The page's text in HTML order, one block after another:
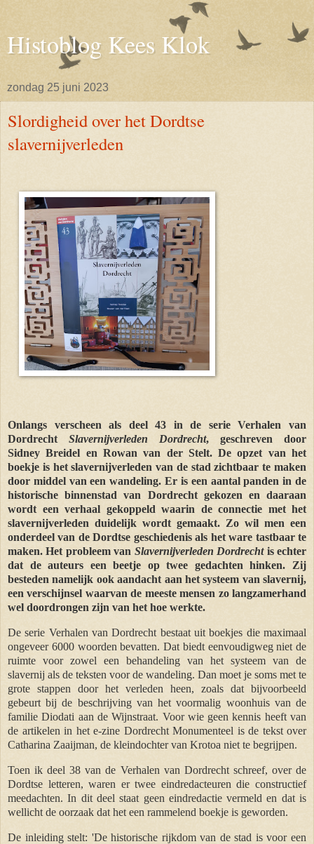
Histoblog Kees Klok
zondag 25 juni 2023
Slordigheid over het Dordtse
slavernijverleden
Onlangs verscheen als deel 43 in de serie Verhalen van
Dordrecht Slavernijverleden Dordrecht, geschreven door
Sidney Breidel en Rowan van der Stelt. De opzet van het
boekje is het slavernijverleden van de stad zichtbaar te maken
door middel van een wandeling. Er is een aantal panden in de
historische binnenstad van Dordrecht gekozen en daaraan
wordt een verhaal gekoppeld waarin de connectie met het
slavernijverleden duidelijk wordt gemaakt. Zo wil men een
onderdeel van de Dordtse geschiedenis als het ware tastbaar te
maken. Het probleem van Slavernijverleden Dordrechtis echter
dat de auteurs een beetje op twee gedachten hinken. Zij
besteden namelijk ook aandacht aan het systeem van slavernij,
een verschijnsel waarvan de meeste mensen zo langzamerhand
wel doordrongen zijn van het hoe werkte.
De serie Verhalen van Dordrecht bestaat uit boekjes die maximaal
ongeveer 6000 woorden bevatten. Dat biedt eenvoudigweg niet de
ruimte voor zowel een behandeling van het systeem van de
slavernij als de teksten voor de wandeling. Dan moet je soms met te
grote stappen door het verleden heen, zoals dat bijvoorbeeld
gebeurt bij de beschrijving van het voormalig woonhuis van de
familie Diodati aan de Wijnstraat. Voor wie geen kennis heeft van
de artikelen in het e-zine Dordrecht Monumenteel is de tekst over
Catharina Zaaijman, de kleindochter van Krotoa niet te begrijpen.
Toen ik deel 38 van de Verhalen van Dordrecht schreef, over de
Dordtse letteren, waren er twee eindredacteuren die constructief
meedachten. In dit deel staat geen eindredactie vermeld en dat is
wellicht de oorzaak dat het een rammelend boekje is geworden.
De inleiding stelt: 'De historische rijkdom van de stad is voor een